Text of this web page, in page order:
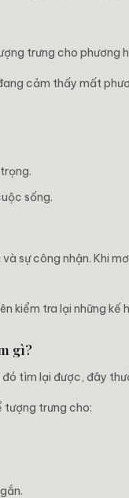
trưng cho phương
cảm thấy mất
sống.
sự công nhận. Khi
kiểm tra lại những
gì?
tìm lại được, đây
tượng trưng cho: